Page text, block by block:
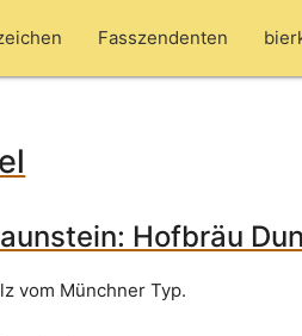
Fasszendenten
Hofbräu
vom Münchner Typ.